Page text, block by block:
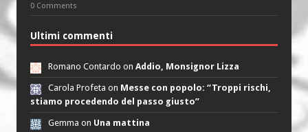
0 Comments
Ultimi commenti
Romano Contardo on Addio, Monsignor Lizza
Carola Profeta on Messe con popolo: “Troppi rischi,
stiamo procedendo del passo giusto”
Gemma on Una mattina